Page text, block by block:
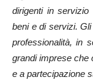
dirigenti in
beni e di servizi.
professionalità, in
grandi imprese che
e a partecipazione